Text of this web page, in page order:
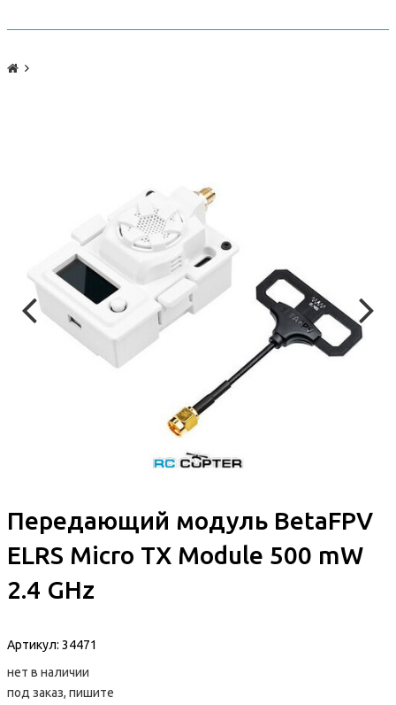
Передающий модуль BetaFPV
ELRS Micro TX Module 500 mW
2.4 GHz
Артикул: 34471
нет в наличии
под заказ, пишите